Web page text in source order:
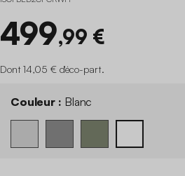
499,99 €
Dont 14,05 € d'éco-part.
Couleur : Blanc